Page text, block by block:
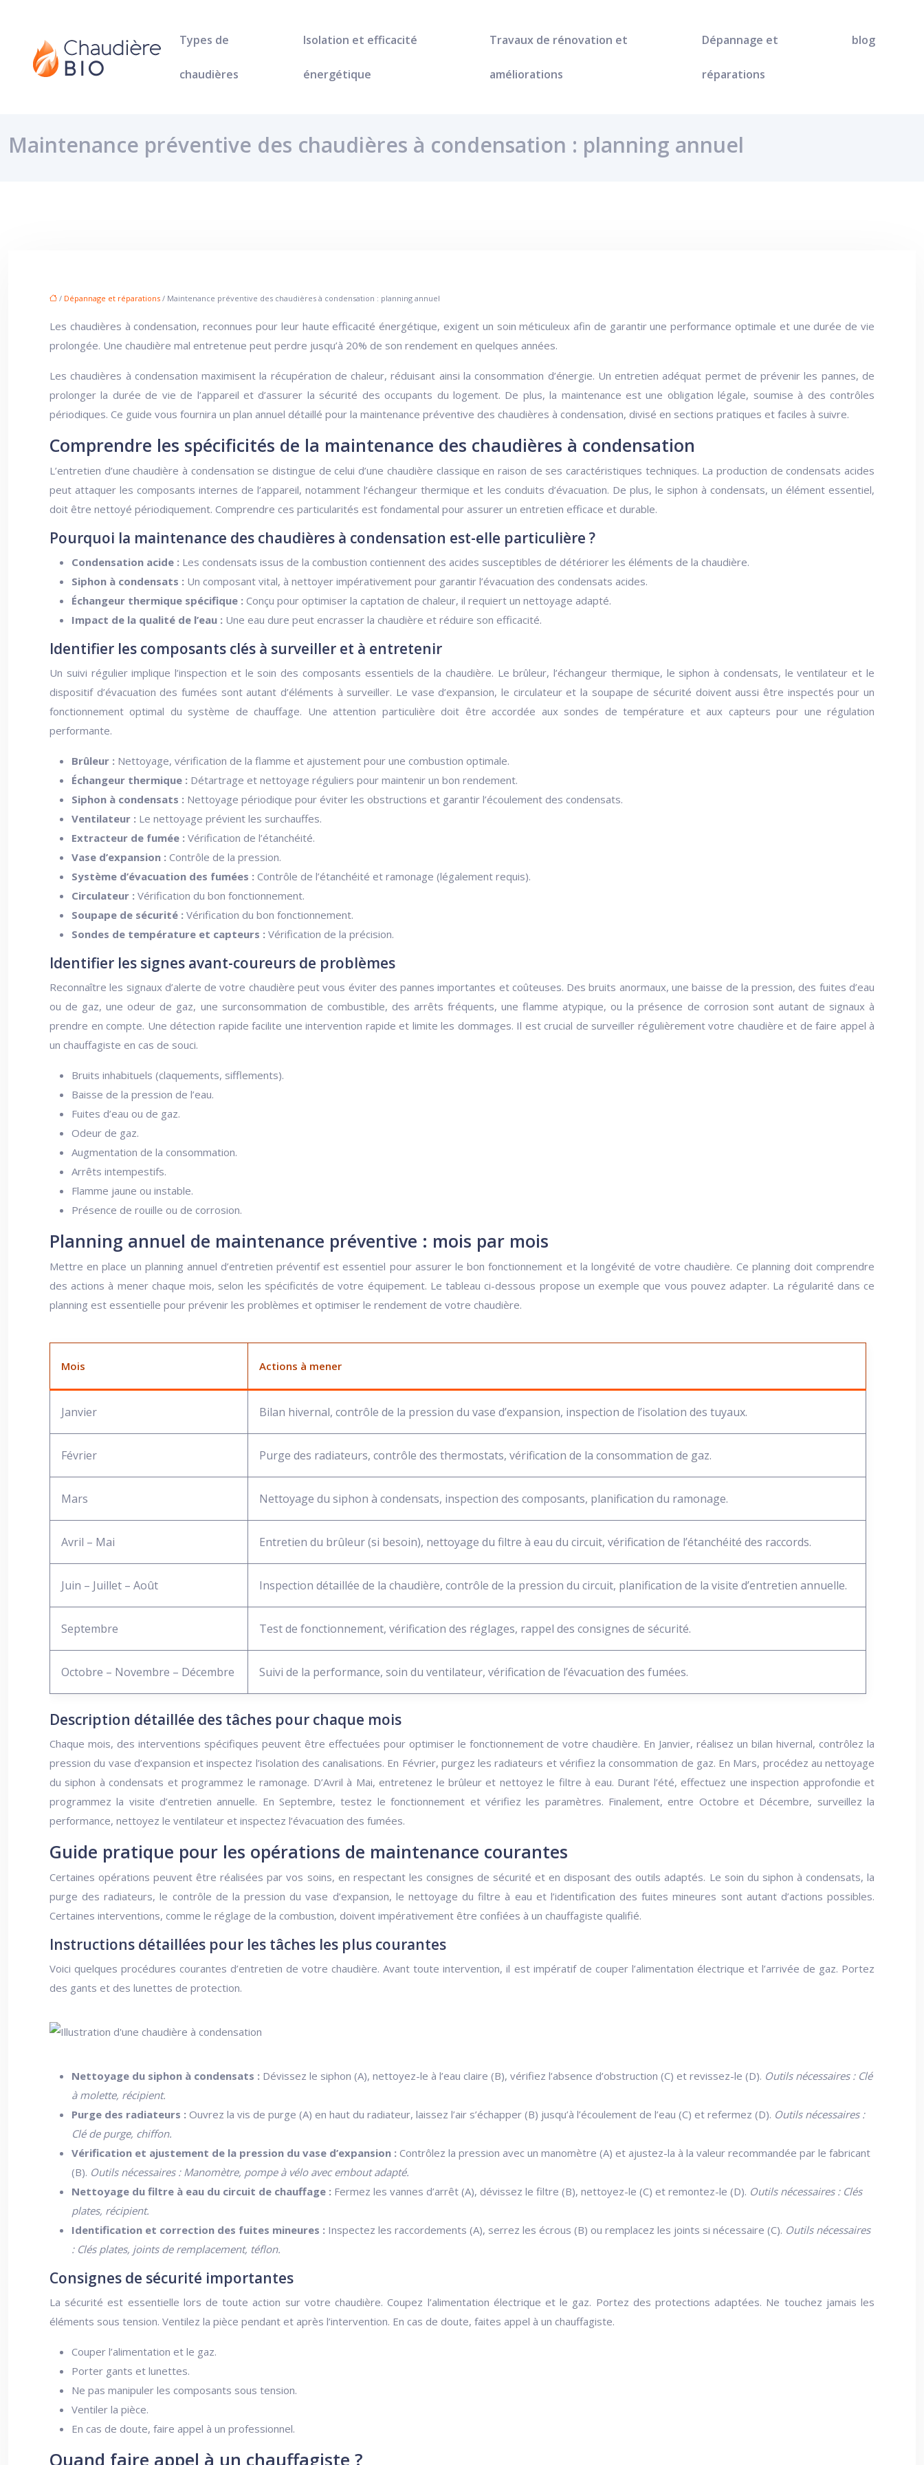
Types de
chaudières
Isolation et efficacité
énergétique
Travaux de rénovation et
améliorations
Dépannage et
réparations
blog
Maintenance préventive des chaudières à condensation : planning annuel
/ Dépannage et réparations / Maintenance préventive des chaudières à condensation : planning annuel
Les chaudières à condensation, reconnues pour leur haute efficacité énergétique, exigent un soin méticuleux afin de garantir une performance optimale et une durée de vie
prolongée. Une chaudière mal entretenue peut perdre jusqu’à 20% de son rendement en quelques années.
Les chaudières à condensation maximisent la récupération de chaleur, réduisant ainsi la consommation d’énergie. Un entretien adéquat permet de prévenir les pannes, de
prolonger la durée de vie de l’appareil et d’assurer la sécurité des occupants du logement. De plus, la maintenance est une obligation légale, soumise à des contrôles
périodiques. Ce guide vous fournira un plan annuel détaillé pour la maintenance préventive des chaudières à condensation, divisé en sections pratiques et faciles à suivre.
Comprendre les spécificités de la maintenance des chaudières à condensation
L’entretien d’une chaudière à condensation se distingue de celui d’une chaudière classique en raison de ses caractéristiques techniques. La production de condensats acides
peut attaquer les composants internes de l’appareil, notamment l’échangeur thermique et les conduits d’évacuation. De plus, le siphon à condensats, un élément essentiel,
doit être nettoyé périodiquement. Comprendre ces particularités est fondamental pour assurer un entretien efficace et durable.
Pourquoi la maintenance des chaudières à condensation est-elle particulière ?
Condensation acide : Les condensats issus de la combustion contiennent des acides susceptibles de détériorer les éléments de la chaudière.
Siphon à condensats : Un composant vital, à nettoyer impérativement pour garantir l’évacuation des condensats acides.
Échangeur thermique spécifique : Conçu pour optimiser la captation de chaleur, il requiert un nettoyage adapté.
Impact de la qualité de l’eau : Une eau dure peut encrasser la chaudière et réduire son efficacité.
Identifier les composants clés à surveiller et à entretenir
Un suivi régulier implique l’inspection et le soin des composants essentiels de la chaudière. Le brûleur, l’échangeur thermique, le siphon à condensats, le ventilateur et le
dispositif d’évacuation des fumées sont autant d’éléments à surveiller. Le vase d’expansion, le circulateur et la soupape de sécurité doivent aussi être inspectés pour un
fonctionnement optimal du système de chauffage. Une attention particulière doit être accordée aux sondes de température et aux capteurs pour une régulation
performante.
Brûleur : Nettoyage, vérification de la flamme et ajustement pour une combustion optimale.
Échangeur thermique : Détartrage et nettoyage réguliers pour maintenir un bon rendement.
Siphon à condensats : Nettoyage périodique pour éviter les obstructions et garantir l’écoulement des condensats.
Ventilateur : Le nettoyage prévient les surchauffes.
Extracteur de fumée : Vérification de l’étanchéité.
Vase d’expansion : Contrôle de la pression.
Système d’évacuation des fumées : Contrôle de l’étanchéité et ramonage (légalement requis).
Circulateur : Vérification du bon fonctionnement.
Soupape de sécurité : Vérification du bon fonctionnement.
Sondes de température et capteurs : Vérification de la précision.
Identifier les signes avant-coureurs de problèmes
Reconnaître les signaux d’alerte de votre chaudière peut vous éviter des pannes importantes et coûteuses. Des bruits anormaux, une baisse de la pression, des fuites d’eau
ou de gaz, une odeur de gaz, une surconsommation de combustible, des arrêts fréquents, une flamme atypique, ou la présence de corrosion sont autant de signaux à
prendre en compte. Une détection rapide facilite une intervention rapide et limite les dommages. Il est crucial de surveiller régulièrement votre chaudière et de faire appel à
un chauffagiste en cas de souci.
Bruits inhabituels (claquements, sifflements).
Baisse de la pression de l’eau.
Fuites d’eau ou de gaz.
Odeur de gaz.
Augmentation de la consommation.
Arrêts intempestifs.
Flamme jaune ou instable.
Présence de rouille ou de corrosion.
Planning annuel de maintenance préventive : mois par mois
Mettre en place un planning annuel d’entretien préventif est essentiel pour assurer le bon fonctionnement et la longévité de votre chaudière. Ce planning doit comprendre
des actions à mener chaque mois, selon les spécificités de votre équipement. Le tableau ci-dessous propose un exemple que vous pouvez adapter. La régularité dans ce
planning est essentielle pour prévenir les problèmes et optimiser le rendement de votre chaudière.
Mois Actions à mener
Janvier Bilan hivernal, contrôle de la pression du vase d’expansion, inspection de l’isolation des tuyaux.
Février Purge des radiateurs, contrôle des thermostats, vérification de la consommation de gaz.
Mars Nettoyage du siphon à condensats, inspection des composants, planification du ramonage.
Avril – Mai Entretien du brûleur (si besoin), nettoyage du filtre à eau du circuit, vérification de l’étanchéité des raccords.
Juin – Juillet – Août Inspection détaillée de la chaudière, contrôle de la pression du circuit, planification de la visite d’entretien annuelle.
Septembre Test de fonctionnement, vérification des réglages, rappel des consignes de sécurité.
Octobre – Novembre – Décembre Suivi de la performance, soin du ventilateur, vérification de l’évacuation des fumées.
Description détaillée des tâches pour chaque mois
Chaque mois, des interventions spécifiques peuvent être effectuées pour optimiser le fonctionnement de votre chaudière. En Janvier, réalisez un bilan hivernal, contrôlez la
pression du vase d’expansion et inspectez l’isolation des canalisations. En Février, purgez les radiateurs et vérifiez la consommation de gaz. En Mars, procédez au nettoyage
du siphon à condensats et programmez le ramonage. D’Avril à Mai, entretenez le brûleur et nettoyez le filtre à eau. Durant l’été, effectuez une inspection approfondie et
programmez la visite d’entretien annuelle. En Septembre, testez le fonctionnement et vérifiez les paramètres. Finalement, entre Octobre et Décembre, surveillez la
performance, nettoyez le ventilateur et inspectez l’évacuation des fumées.
Guide pratique pour les opérations de maintenance courantes
Certaines opérations peuvent être réalisées par vos soins, en respectant les consignes de sécurité et en disposant des outils adaptés. Le soin du siphon à condensats, la
purge des radiateurs, le contrôle de la pression du vase d’expansion, le nettoyage du filtre à eau et l’identification des fuites mineures sont autant d’actions possibles.
Certaines interventions, comme le réglage de la combustion, doivent impérativement être confiées à un chauffagiste qualifié.
Instructions détaillées pour les tâches les plus courantes
Voici quelques procédures courantes d’entretien de votre chaudière. Avant toute intervention, il est impératif de couper l’alimentation électrique et l’arrivée de gaz. Portez
des gants et des lunettes de protection.
Nettoyage du siphon à condensats : Dévissez le siphon (A), nettoyez-le à l’eau claire (B), vérifiez l’absence d’obstruction (C) et revissez-le (D). Outils nécessaires : Clé
à molette, récipient.
Purge des radiateurs : Ouvrez la vis de purge (A) en haut du radiateur, laissez l’air s’échapper (B) jusqu’à l’écoulement de l’eau (C) et refermez (D). Outils nécessaires :
Clé de purge, chiffon.
Vérification et ajustement de la pression du vase d’expansion : Contrôlez la pression avec un manomètre (A) et ajustez-la à la valeur recommandée par le fabricant
(B). Outils nécessaires : Manomètre, pompe à vélo avec embout adapté.
Nettoyage du filtre à eau du circuit de chauffage : Fermez les vannes d’arrêt (A), dévissez le filtre (B), nettoyez-le (C) et remontez-le (D). Outils nécessaires : Clés
plates, récipient.
Identification et correction des fuites mineures : Inspectez les raccordements (A), serrez les écrous (B) ou remplacez les joints si nécessaire (C). Outils nécessaires
: Clés plates, joints de remplacement, téflon.
Consignes de sécurité importantes
La sécurité est essentielle lors de toute action sur votre chaudière. Coupez l’alimentation électrique et le gaz. Portez des protections adaptées. Ne touchez jamais les
éléments sous tension. Ventilez la pièce pendant et après l’intervention. En cas de doute, faites appel à un chauffagiste.
Couper l’alimentation et le gaz.
Porter gants et lunettes.
Ne pas manipuler les composants sous tension.
Ventiler la pièce.
En cas de doute, faire appel à un professionnel.
Quand faire appel à un chauffagiste ?